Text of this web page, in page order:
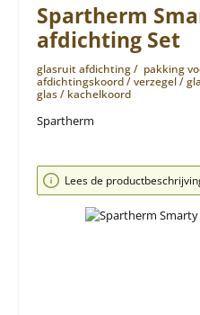
Spartherm
afdichting Set
glasruit afdichting / pakking
afdichtingskoord / verzegel /
glas / kachelkoord
Spartherm
Afbeeldingengalerij overslaan
Lees de